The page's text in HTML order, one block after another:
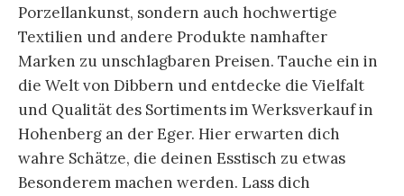
Porzellankunst, sondern auch hochwertige
Textilien und andere Produkte namhafter
Marken zu unschlagbaren Preisen. Tauche ein in
die Welt von Dibbern und entdecke die Vielfalt
und Qualität des Sortiments im Werksverkauf in
Hohenberg an der Eger. Hier erwarten dich
wahre Schätze, die deinen Esstisch zu etwas
Besonderem machen werden. Lass dich